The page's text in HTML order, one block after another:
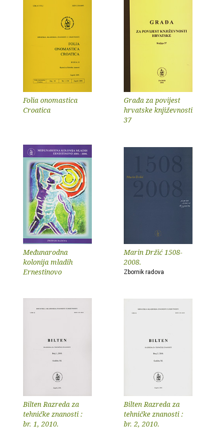
Folia onomastica
Croatica
Građa za povijest
hrvatske književnosti
37
Međunarodna
kolonija mladih
Ernestinovo
Marin Držić 1508-
2008.
Zbornik radova
Bilten Razreda za
tehničke znanosti :
br. 1, 2010.
Bilten Razreda za
tehničke znanosti :
br. 2, 2010.